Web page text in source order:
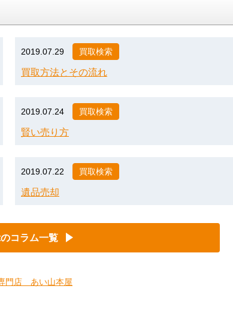
2019.07.29 買取検索
買取方法とその流れ
2019.07.24 買取検索
賢い売り方
2019.07.22 買取検索
遺品売却
コラム一覧
門店 あい山本屋